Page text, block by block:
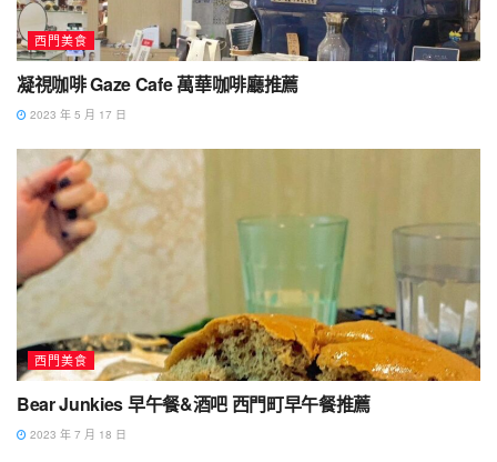
西門美食
凝視咖啡 Gaze Cafe 萬華咖啡廳推薦
2023 年 5 月 17 日
西門美食
Bear Junkies 早午餐&酒吧 西門町早午餐推薦
2023 年 7 月 18 日